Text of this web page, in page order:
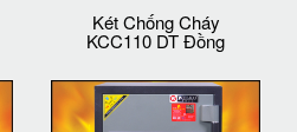
Két Chống Cháy
KCC110 DT Đồng